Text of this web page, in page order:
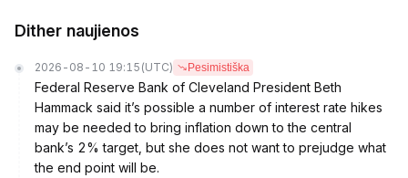
Dither naujienos
2026-08-10 19:15 (UTC) Pesimistiška
Federal Reserve Bank of Cleveland President Beth
Hammack said it’s possible a number of interest rate hikes
may be needed to bring inflation down to the central
bank’s 2% target, but she does not want to prejudge what
the end point will be.